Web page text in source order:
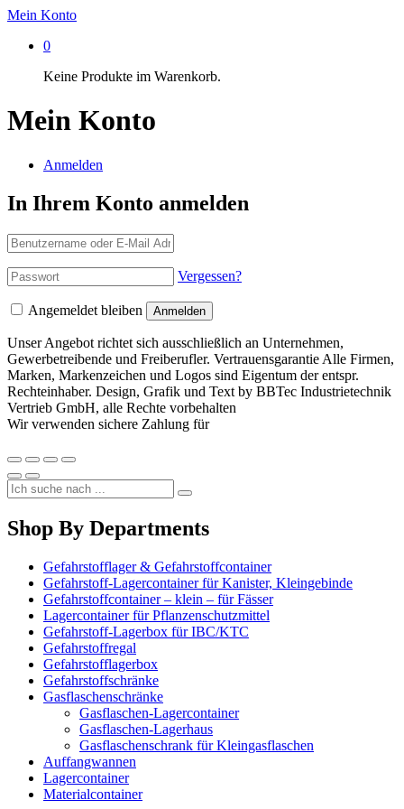
Mein Konto
0
Keine Produkte im Warenkorb.
Mein Konto
Anmelden
In Ihrem Konto anmelden
Vergessen?
Angemeldet bleiben Anmelden
Unser Angebot richtet sich ausschließlich an Unternehmen,
Gewerbetreibende und Freiberufler. Vertrauensgarantie Alle Firmen,
Marken, Markenzeichen und Logos sind Eigentum der entspr.
Rechteinhaber. Design, Grafik und Text by BBTec Industrietechnik
Vertrieb GmbH, alle Rechte vorbehalten
Wir verwenden sichere Zahlung für
Shop By Departments
Gefahrstofflager & Gefahrstoffcontainer
Gefahrstoff-Lagercontainer für Kanister, Kleingebinde
Gefahrstoffcontainer – klein – für Fässer
Lagercontainer für Pflanzenschutzmittel
Gefahrstoff-Lagerbox für IBC/KTC
Gefahrstoffregal
Gefahrstofflagerbox
Gefahrstoffschränke
Gasflaschenschränke
Gasflaschen-Lagercontainer
Gasflaschen-Lagerhaus
Gasflaschenschrank für Kleingasflaschen
Auffangwannen
Lagercontainer
Materialcontainer